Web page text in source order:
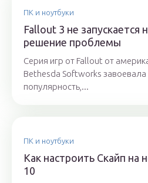
ПК и ноутбуки
Fallout 3 не запускается
решение проблемы
Серия игр от Fallout от
Bethesda Softworks
популярность,...
ПК и ноутбуки
Как настроить Скайп на
10